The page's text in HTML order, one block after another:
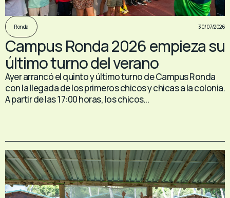
Ronda 30/07/2026
Campus Ronda 2026 empieza su
último turno del verano
Ayer arrancó el quinto y último turno de Campus Ronda
con la llegada de los primeros chicos y chicas a la colonia.
A partir de las 17:00 horas, los chicos...